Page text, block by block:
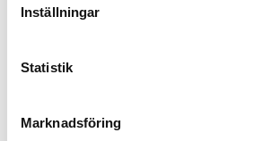
Inställningar
Statistik
Marknadsföring